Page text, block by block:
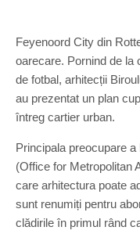
Feyenoord City din
oarecare. Pornind de la
de fotbal, arhitecții
au prezentat un plan
întreg cartier urban.
Principala preocupare
(Office for Metropolitan
care arhitectura poate
sunt renumiți pentru
clădirile în primul rând